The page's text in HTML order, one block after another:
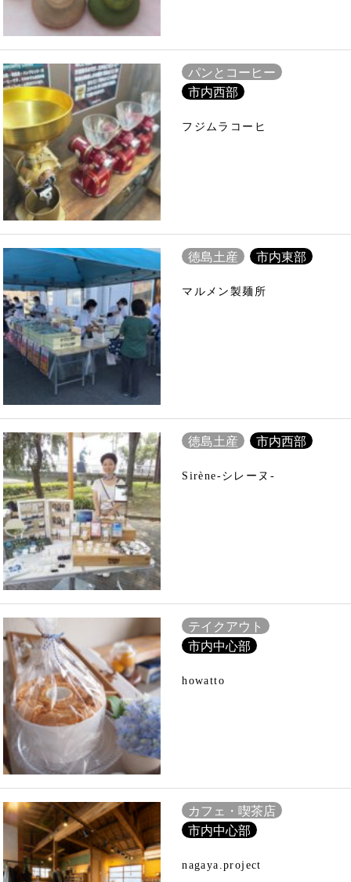
パンとコーヒー
市内西部
フジムラコーヒ
徳島土産 市内東部
マルメン製麺所
徳島土産 市内西部
Sirène-シレーヌ-
テイクアウト
市内中心部
howatto
カフェ・喫茶店
市内中心部
nagaya.project